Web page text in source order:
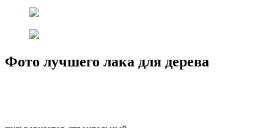
Фото лучшего лака для дерева